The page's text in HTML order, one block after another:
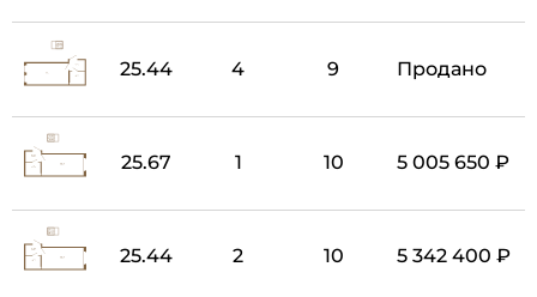
25.44 4 9 Продано
25.67 1 10 5 005 650 ₽
25.44 2 10 5 342 400 ₽